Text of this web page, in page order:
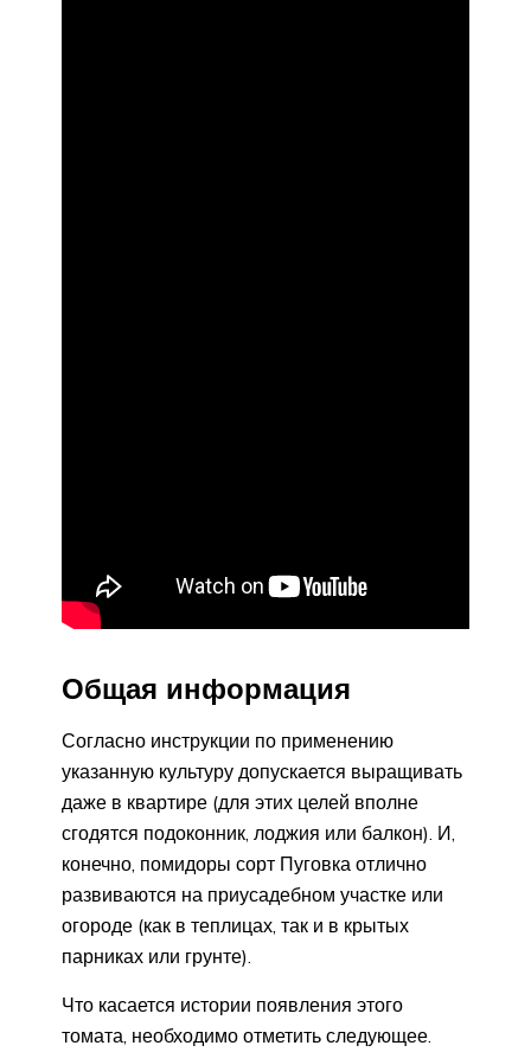
Общая информация
Согласно инструкции по применению
указанную культуру допускается выращивать
даже в квартире (для этих целей вполне
сгодятся подоконник, лоджия или балкон). И,
конечно, помидоры сорт Пуговка отлично
развиваются на приусадебном участке или
огороде (как в теплицах, так и в крытых
парниках или грунте).
Что касается истории появления этого
томата, необходимо отметить следующее.